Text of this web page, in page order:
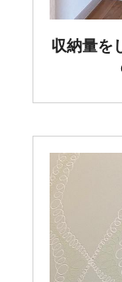
収納量を